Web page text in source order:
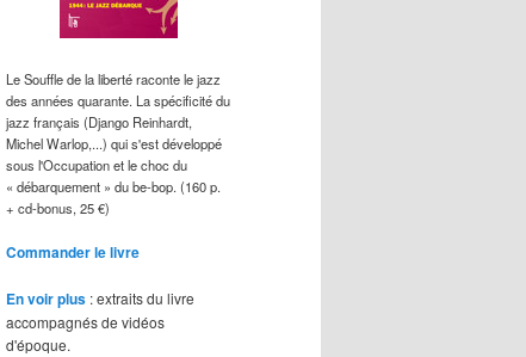
Le Souffle de la liberté raconte le jazz
des années quarante. La spécificité du
jazz français (Django Reinhardt,
Michel Warlop,...) qui s'est développé
sous l'Occupation et le choc du
« débarquement » du be-bop. (160 p.
+ cd-bonus, 25 €)
Commander le livre
En voir plus : extraits du livre
accompagnés de vidéos
d'époque.